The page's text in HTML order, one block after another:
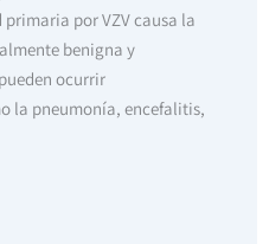
primaria por VZV causa la
benigna y
ocurrir
la pneumonía, encefalitis,